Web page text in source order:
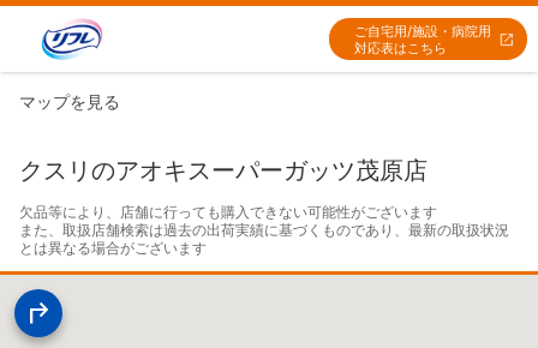
ご自宅用/施設・病院用
対応表はこちら
マップを見る
クスリのアオキスーパーガッツ茂原店
欠品等により、店舗に行っても購入できない可能性がございます
また、取扱店舗検索は過去の出荷実績に基づくものであり、最新の取扱状況
とは異なる場合がございます